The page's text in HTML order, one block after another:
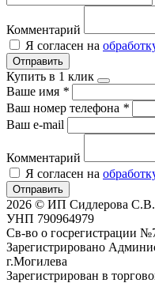
Комментарий
Я согласен на
Отправить
Купить в 1 клик
Ваше имя *
Ваш номер телефона *
Ваш e-mail
Комментарий
Я согласен на
Отправить
2026 © ИП Сидлерова С.В.
УНП 790964979
Св-во о госрегистрации
Зарегистрировано
г.Могилева
Зарегистрирован в